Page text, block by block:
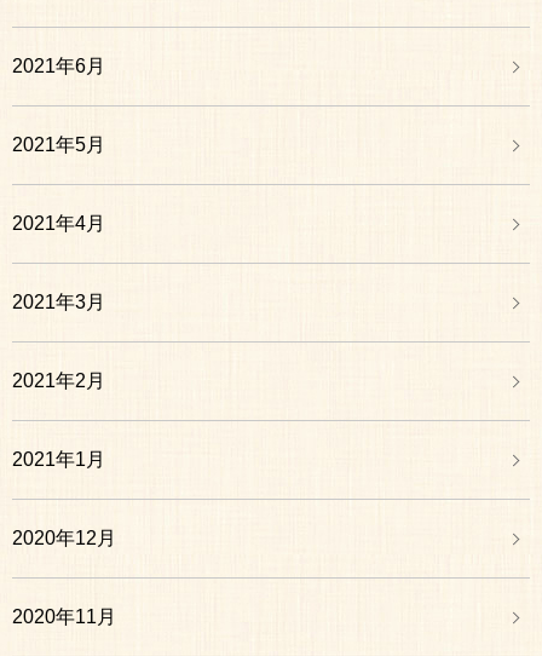
2021年6月
2021年5月
2021年4月
2021年3月
2021年2月
2021年1月
2020年12月
2020年11月